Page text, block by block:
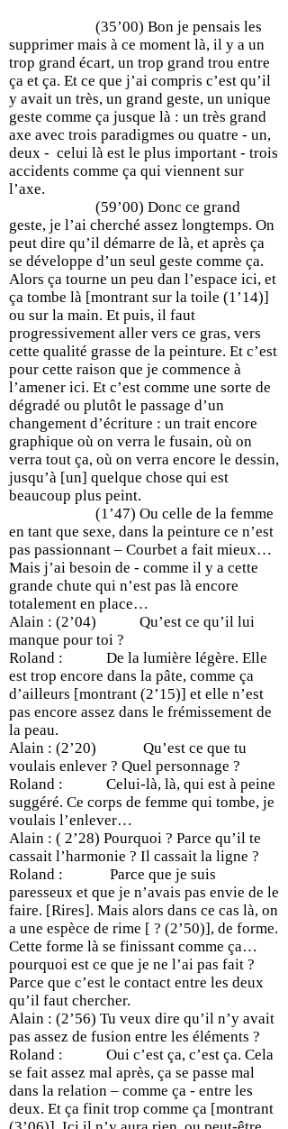
(35’00) Bon je pensais les
supprimer mais à ce moment là, il y a un
trop grand écart, un trop grand trou entre
ça et ça. Et ce que j’ai compris c’est qu’il
y avait un très, un grand geste, un unique
geste comme ça jusque là : un très grand
axe avec trois paradigmes ou quatre - un,
deux - celui là est le plus important - trois
accidents comme ça qui viennent sur
l’axe.
(59’00) Donc ce grand
geste, je l’ai cherché assez longtemps. On
peut dire qu’il démarre de là, et après ça
se développe d’un seul geste comme ça.
Alors ça tourne un peu dan l’espace ici, et
ça tombe là [montrant sur la toile (1’14)]
ou sur la main. Et puis, il faut
progressivement aller vers ce gras, vers
cette qualité grasse de la peinture. Et c’est
pour cette raison que je commence à
l’amener ici. Et c’est comme une sorte de
dégradé ou plutôt le passage d’un
changement d’écriture : un trait encore
graphique où on verra le fusain, où on
verra tout ça, où on verra encore le dessin,
jusqu’à [un] quelque chose qui est
beaucoup plus peint.
(1’47) Ou celle de la femme
en tant que sexe, dans la peinture ce n’est
pas passionnant – Courbet a fait mieux…
Mais j’ai besoin de - comme il y a cette
grande chute qui n’est pas là encore
totalement en place…
Alain : (2’04) Qu’est ce qu’il lui
manque pour toi ?
Roland : De la lumière légère. Elle
est trop encore dans la pâte, comme ça
d’ailleurs [montrant (2’15)] et elle n’est
pas encore assez dans le frémissement de
la peau.
Alain : (2’20) Qu’est ce que tu
voulais enlever ? Quel personnage ?
Roland : Celui-là, là, qui est à peine
suggéré. Ce corps de femme qui tombe, je
voulais l’enlever…
Alain : ( 2’28) Pourquoi ? Parce qu’il te
cassait l’harmonie ? Il cassait la ligne ?
Roland : Parce que je suis
paresseux et que je n’avais pas envie de le
faire. [Rires]. Mais alors dans ce cas là, on
a une espèce de rime [ ? (2’50)], de forme.
Cette forme là se finissant comme ça…
pourquoi est ce que je ne l’ai pas fait ?
Parce que c’est le contact entre les deux
qu’il faut chercher.
Alain : (2’56) Tu veux dire qu’il n’y avait
pas assez de fusion entre les éléments ?
Roland : Oui c’est ça, c’est ça. Cela
se fait assez mal après, ça se passe mal
dans la relation – comme ça - entre les
deux. Et ça finit trop comme ça [montrant